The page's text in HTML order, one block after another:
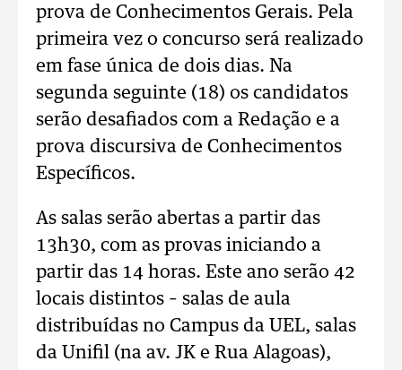
prova de Conhecimentos Gerais. Pela
primeira vez o concurso será realizado
em fase única de dois dias. Na
segunda seguinte (18) os candidatos
serão desafiados com a Redação e a
prova discursiva de Conhecimentos
Específicos.
As salas serão abertas a partir das
13h30, com as provas iniciando a
partir das 14 horas. Este ano serão 42
locais distintos – salas de aula
distribuídas no Campus da UEL, salas
da Unifil (na av. JK e Rua Alagoas),